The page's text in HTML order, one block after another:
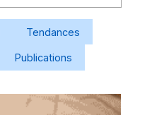
Tendances
Publications